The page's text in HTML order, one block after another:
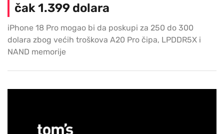
čak 1.399 dolara
iPhone 18 Pro mogao bi da poskupi za 250 do 300
dolara zbog većih troškova A20 Pro čipa, LPDDR5X i
NAND memorije